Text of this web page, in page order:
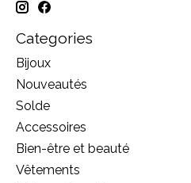
Categories
Bijoux
Nouveautés
Solde
Accessoires
Bien-être et beauté
Vêtements